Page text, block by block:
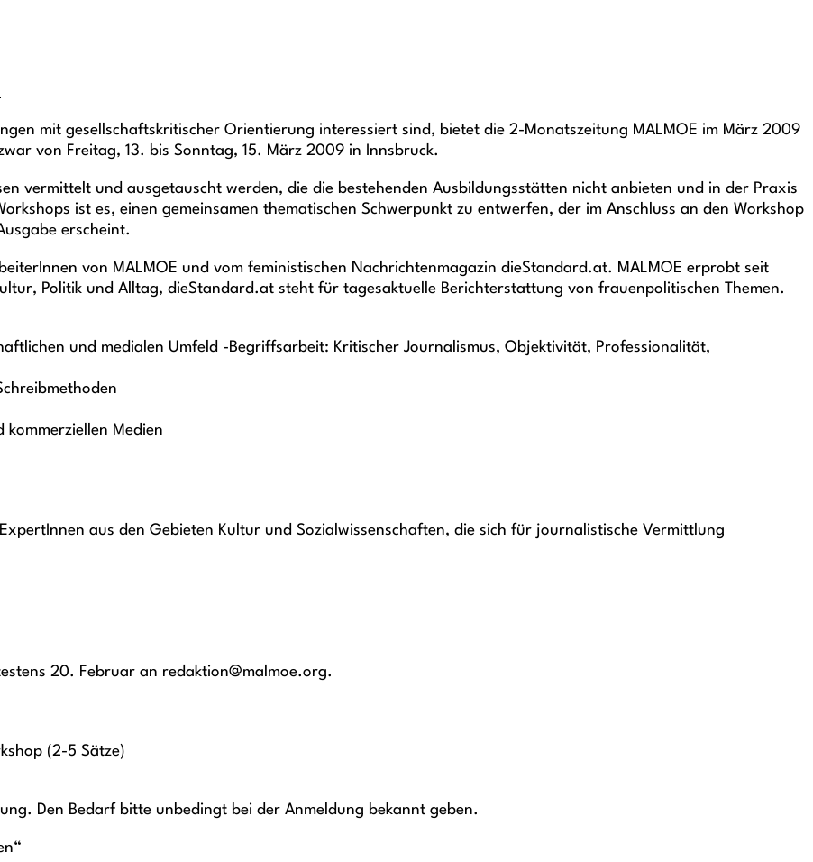
mit gesellschaftskritischer Orientierung interessiert sind, bietet die 2-Monatszeitung MALMOE im März 2009
von Freitag, 13. bis Sonntag, 15. März 2009 in Innsbruck.
vermittelt und ausgetauscht werden, die die bestehenden Ausbildungsstätten nicht anbieten und in der Praxis
ist es, einen gemeinsamen thematischen Schwerpunkt zu entwerfen, der im Anschluss an den Workshop
erscheint.
von MALMOE und vom feministischen Nachrichtenmagazin dieStandard.at. MALMOE erprobt seit
Politik und Alltag, dieStandard.at steht für tagesaktuelle Berichterstattung von frauenpolitischen Themen.
und medialen Umfeld -Begriffsarbeit: Kritischer Journalismus, Objektivität, Professionalität,
Medien
aus den Gebieten Kultur und Sozialwissenschaften, die sich für journalistische Vermittlung
20. Februar an redaktion@malmoe.org.
(2-5 Sätze)
Den Bedarf bitte unbedingt bei der Anmeldung bekannt geben.